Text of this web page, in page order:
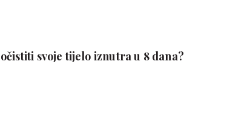
svoje tijelo iznutra u 8 dana?